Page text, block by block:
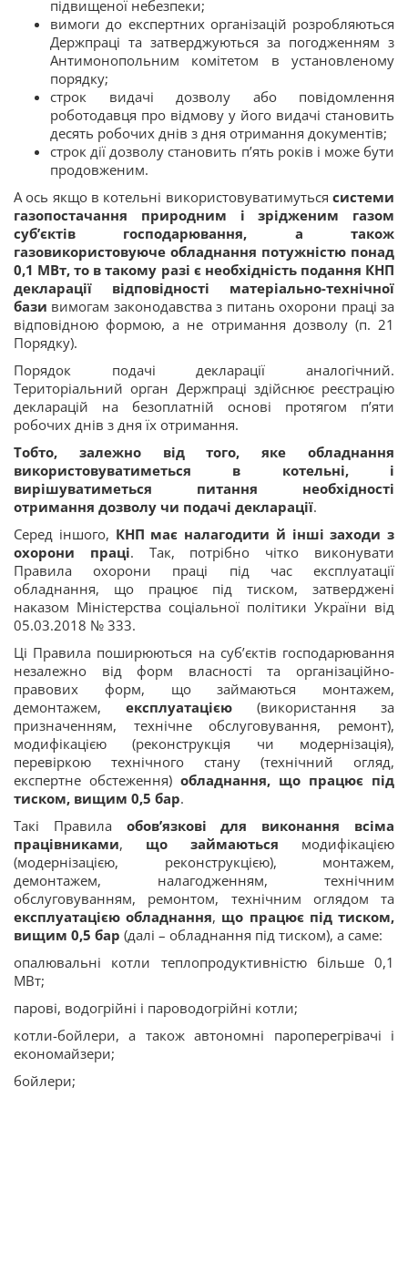
підвищеної небезпеки;
вимоги до експертних організацій розробляються
Держпраці та затверджуються за погодженням з
Антимонопольним комітетом в установленому
порядку;
строк видачі дозволу або повідомлення
роботодавця про відмову у його видачі становить
десять робочих днів з дня отримання документів;
строк дії дозволу становить п’ять років і може бути
продовженим.
А ось якщо в котельні використовуватимуться системи
газопостачання природним і зрідженим газом
суб’єктів господарювання, а також
газовикористовуюче обладнання потужністю понад
0,1 МВт, то в такому разі є необхідність подання КНП
декларації відповідності матеріально-технічної
бази вимогам законодавства з питань охорони праці за
відповідною формою, а не отримання дозволу (п. 21
Порядку).
Порядок подачі декларації аналогічний.
Територіальний орган Держпраці здійснює реєстрацію
декларацій на безоплатній основі протягом п’яти
робочих днів з дня їх отримання.
Тобто, залежно від того, яке обладнання
використовуватиметься в котельні, і
вирішуватиметься питання необхідності
отримання дозволу чи подачі декларації.
Серед іншого, КНП має налагодити й інші заходи з
охорони праці. Так, потрібно чітко виконувати
Правила охорони праці під час експлуатації
обладнання, що працює під тиском, затверджені
наказом Міністерства соціальної політики України від
05.03.2018 № 333.
Ці Правила поширюються на суб’єктів господарювання
незалежно від форм власності та організаційно-
правових форм, що займаються монтажем,
демонтажем, експлуатацією (використання за
призначенням, технічне обслуговування, ремонт),
модифікацією (реконструкція чи модернізація),
перевіркою технічного стану (технічний огляд,
експертне обстеження) обладнання, що працює під
тиском, вищим 0,5 бар.
Такі Правила обов’язкові для виконання всіма
працівниками, що займаються модифікацією
(модернізацією, реконструкцією), монтажем,
демонтажем, налагодженням, технічним
обслуговуванням, ремонтом, технічним оглядом та
експлуатацією обладнання, що працює під тиском,
вищим 0,5 бар (далі – обладнання під тиском), а саме:
опалювальні котли теплопродуктивністю більше 0,1
МВт;
парові, водогрійні і пароводогрійні котли;
котли-бойлери, а також автономні пароперегрівачі і
економайзери;
бойлери;